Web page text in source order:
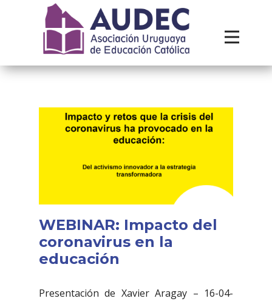
Institucional
Recursos
WEBINAR: Impacto del
coronavirus en la
educación
Presentación de Xavier Aragay – 16-04-